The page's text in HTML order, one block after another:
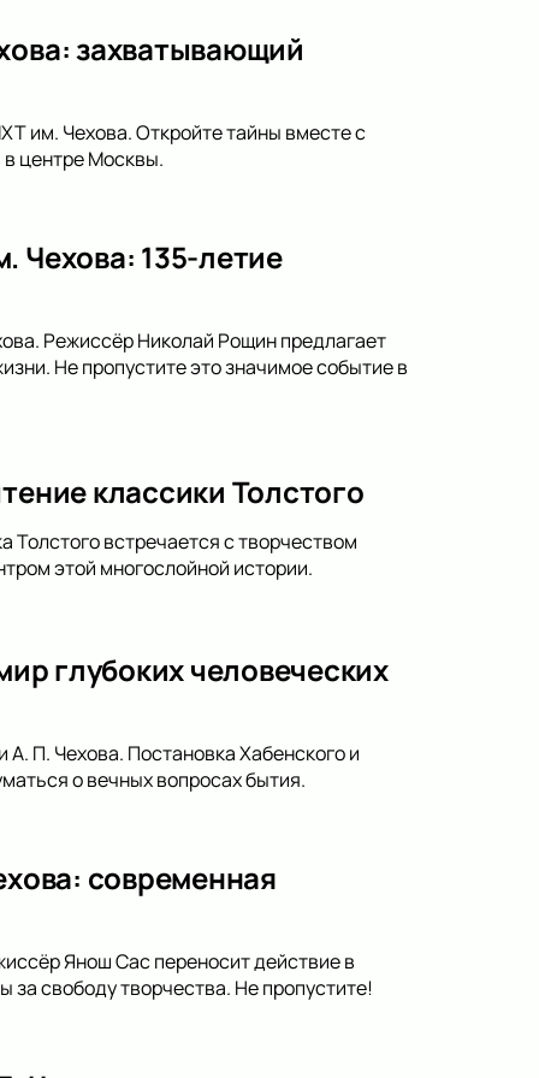
захватывающий
им. Чехова. Откройте тайны вместе с
в центре Москвы.
Чехова: 135-летие
Режиссёр Николай Рощин предлагает
Не пропустите это значимое событие в
классики Толстого
Толстого встречается с творчеством
этой многослойной истории.
глубоких человеческих
П. Чехова. Постановка Хабенского и
о вечных вопросах бытия.
современная
Янош Сас переносит действие в
свободу творчества. Не пропустите!